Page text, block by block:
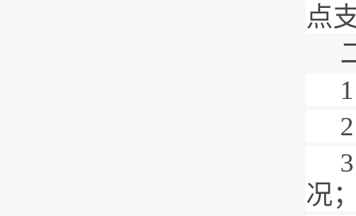
点
1
2
3
况